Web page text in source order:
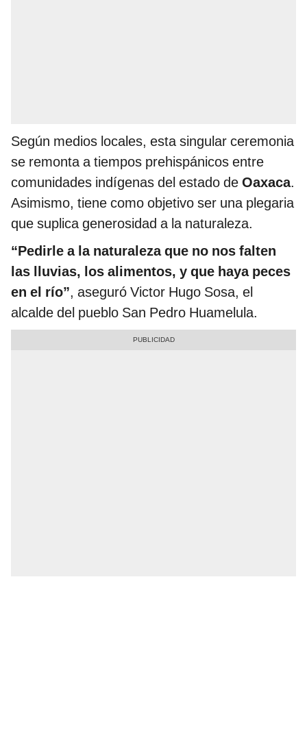
Según medios locales, esta singular ceremonia
se remonta a tiempos prehispánicos entre
comunidades indígenas del estado de Oaxaca.
Asimismo, tiene como objetivo ser una plegaria
que suplica generosidad a la naturaleza.
“Pedirle a la naturaleza que no nos falten
las lluvias, los alimentos, y que haya peces
en el río”, aseguró Victor Hugo Sosa, el
alcalde del pueblo San Pedro Huamelula.